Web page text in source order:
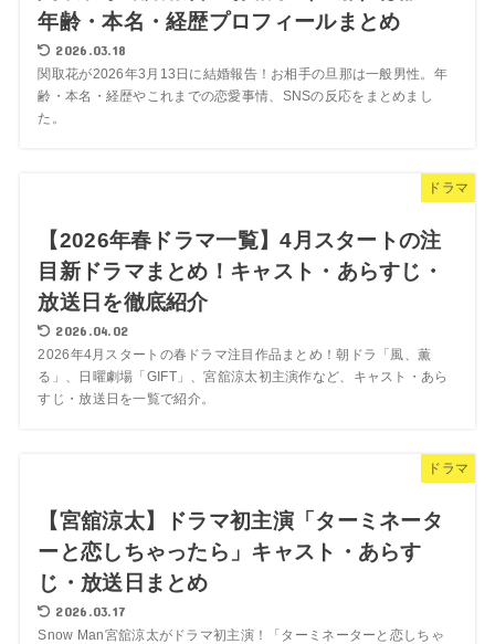
年齢・本名・経歴プロフィールまとめ
2026.03.18
関取花が2026年3月13日に結婚報告！お相手の旦那は一般男性。年
齢・本名・経歴やこれまでの恋愛事情、SNSの反応をまとめまし
た。
ドラマ
【2026年春ドラマ一覧】4月スタートの注
目新ドラマまとめ！キャスト・あらすじ・
放送日を徹底紹介
2026.04.02
2026年4月スタートの春ドラマ注目作品まとめ！朝ドラ「風、薫
る」、日曜劇場「GIFT」、宮舘涼太初主演作など、キャスト・あら
すじ・放送日を一覧で紹介。
ドラマ
【宮舘涼太】ドラマ初主演「ターミネータ
ーと恋しちゃったら」キャスト・あらす
じ・放送日まとめ
2026.03.17
Snow Man宮舘涼太がドラマ初主演！「ターミネーターと恋しちゃ